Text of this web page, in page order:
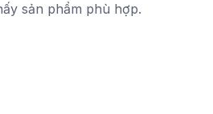
sản phẩm phù hợp.